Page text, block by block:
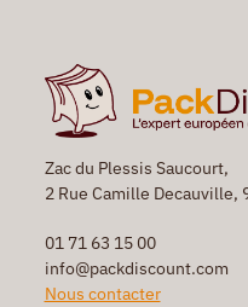
Zac du Plessis Saucourt,
2 Rue Camille Decauville,
01 71 63 15 00
info@packdiscount.com
Nous contacter